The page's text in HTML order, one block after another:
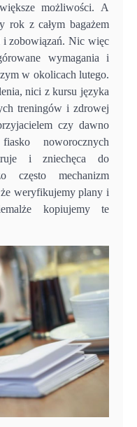
możliwości. A
rok z całym bagażem
i zobowiązań. Nic więc
wymagania i
w okolicach lutego.
nici z kursu języka
treningów i zdrowej
czy dawno
noworocznych
i zniechęca do
często mechanizm
weryfikujemy plany i
kopiujemy te